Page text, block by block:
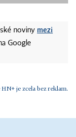
noviny mezi
Google
je zcela bez reklam.